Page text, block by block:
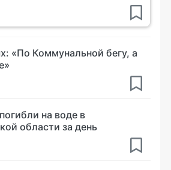
«По Коммунальной бегу, а
на воде в
области за день